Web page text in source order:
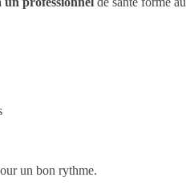
un bon rythme.